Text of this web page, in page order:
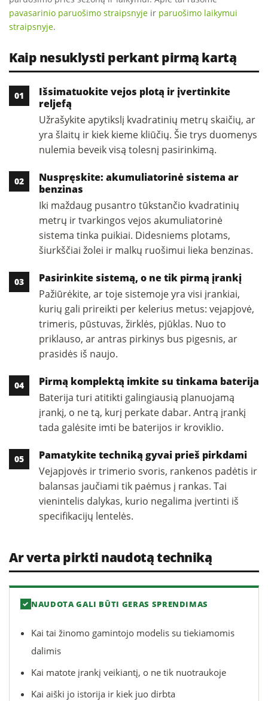
pavasarinio paruošimo straipsnyje ir paruošimo laikymui
straipsnyje.
Kaip nesuklysti perkant pirmą kartą
Išsimatuokite vejos plotą ir įvertinkite
reljefą
Užrašykite apytikslį kvadratinių metrų skaičių, ar
yra šlaitų ir kiek kieme kliūčių. Šie trys duomenys
nulemia beveik visą tolesnį pasirinkimą.
Nuspręskite: akumuliatorinė sistema ar
benzinas
Iki maždaug pusantro tūkstančio kvadratinių
metrų ir tvarkingos vejos akumuliatorinė
sistema tinka puikiai. Didesniems plotams,
šiurkščiai žolei ir malkų ruošimui lieka benzinas.
Pasirinkite sistemą, o ne tik pirmą įrankį
Pažiūrėkite, ar toje sistemoje yra visi įrankiai,
kurių gali prireikti per kelerius metus: vejapjovė,
trimeris, pūstuvas, žirklės, pjūklas. Nuo to
priklauso, ar antras pirkinys bus pigesnis, ar
prasidės iš naujo.
Pirmą komplektą imkite su tinkama baterija
Baterija turi atitikti galingiausią planuojamą
įrankį, o ne tą, kurį perkate dabar. Antrą įrankį
tada galėsite imti be baterijos ir kroviklio.
Pamatykite techniką gyvai prieš pirkdami
Vejapjovės ir trimerio svoris, rankenos padėtis ir
balansas jaučiami tik paėmus į rankas. Tai
vienintelis dalykas, kurio negalima įvertinti iš
specifikacijų lentelės.
Ar verta pirkti naudotą techniką
NAUDOTA GALI BŪTI GERAS SPRENDIMAS
Kai tai žinomo gamintojo modelis su tiekiamomis
dalimis
Kai matote įrankį veikiantį, o ne tik nuotraukoje
Kai aiški jo istorija ir kiek juo dirbta